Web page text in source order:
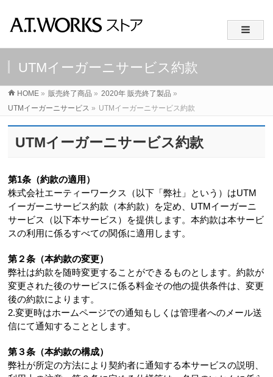
UTMイーガーニサービス約款
HOME » 販売終了商品 » 2020年 販売終了製品 »
UTMイーガーニサービス » UTMイーガーニサービス約款
UTMイーガーニサービス約款
第1条（約款の適用）
株式会社エーティーワークス（以下「弊社」という）はUTM
イーガーニサービス約款（本約款）を定め、UTMイーガーニ
サービス（以下本サービス）を提供します。本約款は本サービ
スの利用に係るすべての関係に適用します。
第２条（本約款の変更）
弊社は約款を随時変更することができるものとします。約款が
変更された後のサービスに係る料金その他の提供条件は、変更
後の約款によります。
2.変更時はホームページでの通知もしくは管理者へのメール送
信にて通知することとします。
第３条（本約款の構成）
弊社が所定の方法により契約者に通知する本サービスの説明、